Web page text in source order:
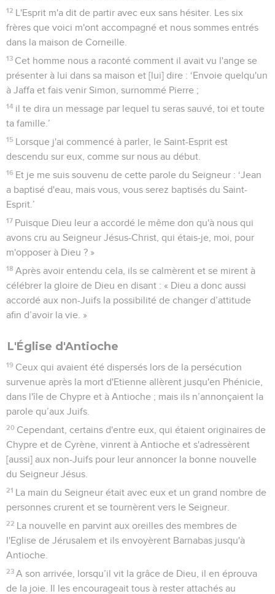
12 L'Esprit m'a dit de partir avec eux sans hésiter. Les six
frères que voici m'ont accompagné et nous sommes entrés
dans la maison de Corneille.
13 Cet homme nous a raconté comment il avait vu l'ange se
présenter à lui dans sa maison et [lui] dire : ‘Envoie quelqu'un
à Jaffa et fais venir Simon, surnommé Pierre ;
14 il te dira un message par lequel tu seras sauvé, toi et toute
ta famille.’
15 Lorsque j'ai commencé à parler, le Saint-Esprit est
descendu sur eux, comme sur nous au début.
16 Et je me suis souvenu de cette parole du Seigneur : ‘Jean
a baptisé d'eau, mais vous, vous serez baptisés du Saint-
Esprit.’
17 Puisque Dieu leur a accordé le même don qu'à nous qui
avons cru au Seigneur Jésus-Christ, qui étais-je, moi, pour
m'opposer à Dieu ? »
18 Après avoir entendu cela, ils se calmèrent et se mirent à
célébrer la gloire de Dieu en disant : « Dieu a donc aussi
accordé aux non-Juifs la possibilité de changer d’attitude
afin d’avoir la vie. »
L'Église d'Antioche
19 Ceux qui avaient été dispersés lors de la persécution
survenue après la mort d'Etienne allèrent jusqu'en Phénicie,
dans l'île de Chypre et à Antioche ; mais ils n’annonçaient la
parole qu’aux Juifs.
20 Cependant, certains d'entre eux, qui étaient originaires de
Chypre et de Cyrène, vinrent à Antioche et s'adressèrent
[aussi] aux non-Juifs pour leur annoncer la bonne nouvelle
du Seigneur Jésus.
21 La main du Seigneur était avec eux et un grand nombre de
personnes crurent et se tournèrent vers le Seigneur.
22 La nouvelle en parvint aux oreilles des membres de
l'Eglise de Jérusalem et ils envoyèrent Barnabas jusqu'à
Antioche.
23 A son arrivée, lorsqu’il vit la grâce de Dieu, il en éprouva
de la joie. Il les encourageait tous à rester attachés au